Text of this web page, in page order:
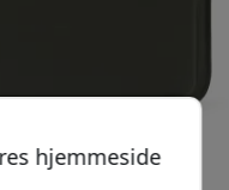
hjemmeside